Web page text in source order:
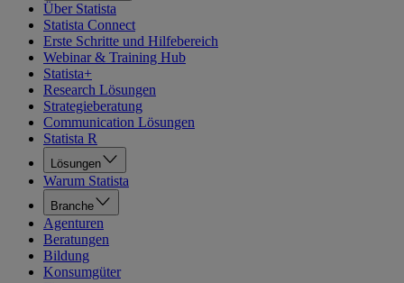
Über Statista
Statista Connect
Erste Schritte und Hilfebereich
Webinar & Training Hub
Statista+
Research Lösungen
Strategieberatung
Communication Lösungen
Statista R
Lösungen
Warum Statista
Branche
Agenturen
Beratungen
Bildung
Konsumgüter